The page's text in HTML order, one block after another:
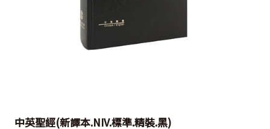
中英聖經(新譯本.NIV.標準.精裝.黑)